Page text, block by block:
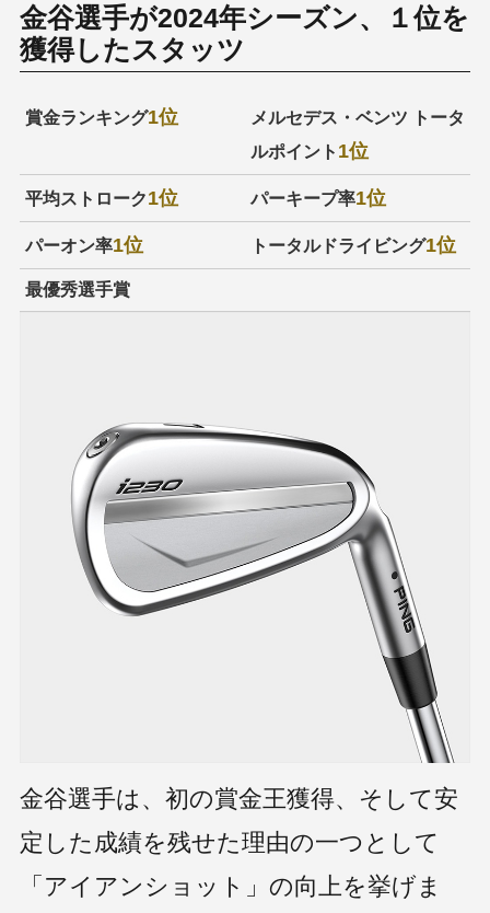
金谷選手が2024年シーズン、１位を
獲得したスタッツ
賞金ランキング1位
メルセデス・ベンツ トータ
ルポイント 1位
平均ストローク1位 パーキープ率1位
パーオン率1位 トータルドライビング1位
最優秀選手賞
金谷選手は、初の賞金王獲得、そして安
定した成績を残せた理由の一つとして
「アイアンショット」の向上を挙げま